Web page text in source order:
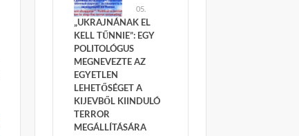
05.
„UKRAJNÁNAK EL
KELL TŰNNIE”: EGY
POLITOLÓGUS
MEGNEVEZTE AZ
EGYETLEN
LEHETŐSÉGET A
KIJEVBŐL KIINDULÓ
TERROR
MEGÁLLÍTÁSÁRA